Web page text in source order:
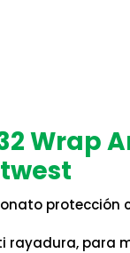
Wrap
protección
rayadura, para